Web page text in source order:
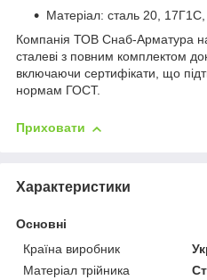
Матеріал: сталь 20,
Компанія ТОВ Снаб-Арматура
сталеві з повним комплектом
включаючи сертифікати, що
нормам ГОСТ.
Приховати
Характеристики
Основні
Країна виробник
Матеріал трійника